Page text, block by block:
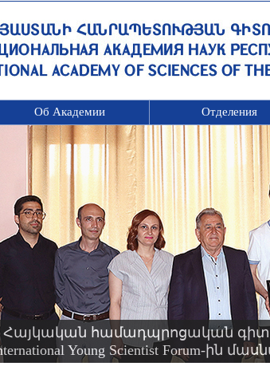
Об Академии Отделения
Հայկական համադպրոցական
Young Scientist Forum-ին